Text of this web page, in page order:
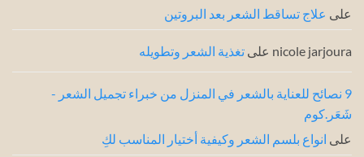
على علاج تساقط الشعر بعد البروتين
nicole jarjoura على تغذية الشعر وتطويله
9 نصائح للعناية بالشعر في المنزل من خبراء تجميل الشعر -
شَعَر.كوم
على انواع بلسم الشعر وكيفية أختيار المناسب لكِ